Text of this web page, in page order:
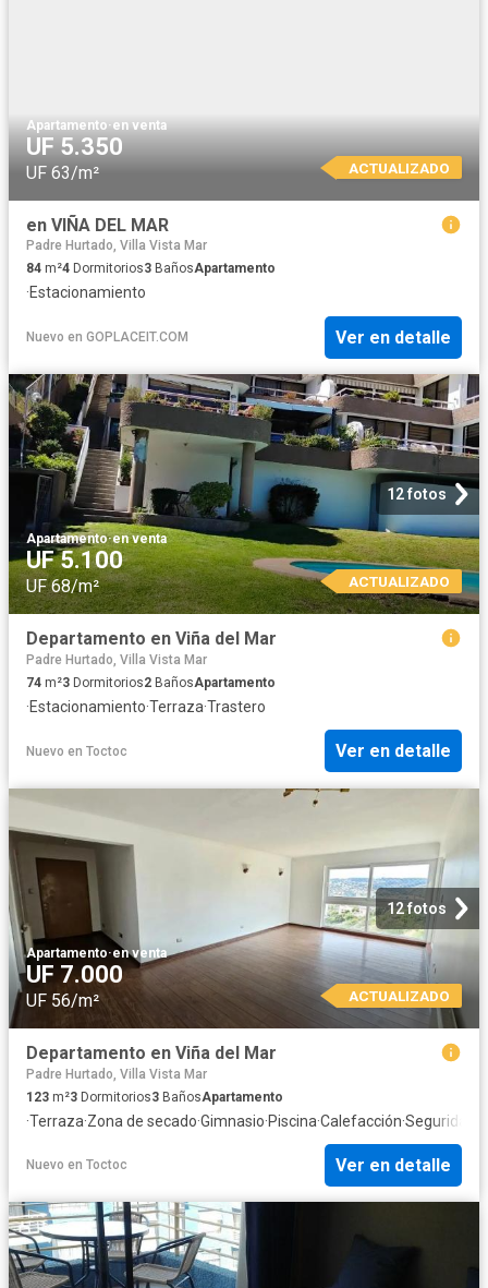
Apartamento·en venta
UF 5.350
UF 63/m² ACTUALIZADO
en VIÑA DEL MAR
Padre Hurtado, Villa Vista Mar
84 m²4 Dormitorios3 BañosApartamento
·Estacionamiento
Nuevo en GOPLACEIT.COM Ver en detalle
12 fotos
Apartamento·en venta
UF 5.100
UF 68/m² ACTUALIZADO
Departamento en Viña del Mar
Padre Hurtado, Villa Vista Mar
74 m²3 Dormitorios2 BañosApartamento
·Estacionamiento·Terraza·Trastero
Nuevo en Toctoc Ver en detalle
12 fotos
Apartamento·en venta
UF 7.000
UF 56/m² ACTUALIZADO
Departamento en Viña del Mar
Padre Hurtado, Villa Vista Mar
123 m²3 Dormitorios3 BañosApartamento
·Terraza·Zona de secado·Gimnasio·Piscina·Calefacción·Seguridad
Nuevo en Toctoc Ver en detalle